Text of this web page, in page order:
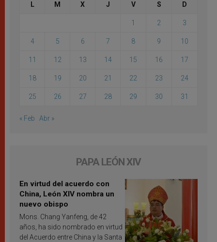
L M X J V S D
1 2 3
4 5 6 7 8 9 10
11 12 13 14 15 16 17
18 19 20 21 22 23 24
25 26 27 28 29 30 31
« Feb Abr »
PAPA LEÓN XIV
En virtud del acuerdo con
China, León XIV nombra un
nuevo obispo
Mons. Chang Yanfeng, de 42
años, ha sido nombrado en virtud
del Acuerdo entre China y la Santa